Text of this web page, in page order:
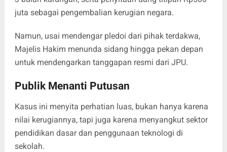
juta sebagai pengembalian kerugian negara.
Namun, usai mendengar pledoi dari pihak terdakwa,
Majelis Hakim menunda sidang hingga pekan depan
untuk mendengarkan tanggapan resmi dari JPU.
Publik Menanti Putusan
Kasus ini menyita perhatian luas, bukan hanya karena
nilai kerugiannya, tapi juga karena menyangkut sektor
pendidikan dasar dan penggunaan teknologi di
sekolah.